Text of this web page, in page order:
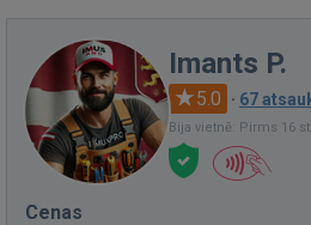
Imants P.
5.0 · 67
Bija vietnē: Pirms 16 st.
Cenas